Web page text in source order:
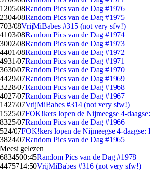
1205/08Random Pics van de Dag #1976
2304/08Random Pics van de Dag #1975
703/08VrijMiBabes #315 (not very sfw!)
4103/08Random Pics van de Dag #1974
3002/08Random Pics van de Dag #1973
4401/08Random Pics van de Dag #1972
4931/07Random Pics van de Dag #1971
3630/07Random Pics van de Dag #1970
4429/07Random Pics van de Dag #1969
3228/07Random Pics van de Dag #1968
4027/07Random Pics van de Dag #1967
1427/07VrijMiBabes #314 (not very sfw!)
1525/07FOK!kers lopen de Nijmeegse 4-
8325/07Random Pics van de Dag #1966
524/07FOK!kers lopen de Nijmeegse 4-daagse:
3824/07Random Pics van de Dag #1965
Meest gelezen
6834500:45Random Pics van de Dag #1978
4475714:50VrijMiBabes #316 (not very sfw!)